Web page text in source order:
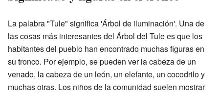
La palabra "Tule" significa 'Árbol de iluminación'. Una de
las cosas más interesantes del Árbol del Tule es que los
habitantes del pueblo han encontrado muchas figuras en
su tronco. Por ejemplo, se pueden ver la cabeza de un
venado, la cabeza de un león, un elefante, un cocodrilo y
muchas otras. Los niños de la comunidad suelen mostrar